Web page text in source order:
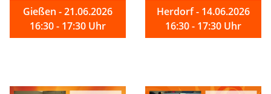
Gießen - 21.06.2026
16:30 - 17:30 Uhr
Herdorf - 14.06.2026
16:30 - 17:30 Uhr